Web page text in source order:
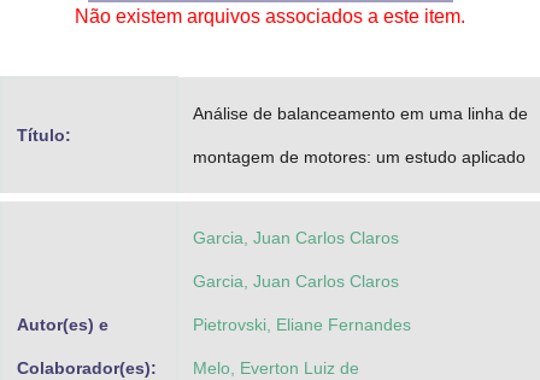
Gabinete de Segurança Institucional
Não existem arquivos associados a este item.
Título:
Análise de balanceamento em uma linha de
montagem de motores: um estudo aplicado
Autor(es) e
Colaborador(es):
Garcia, Juan Carlos Claros
Garcia, Juan Carlos Claros
Pietrovski, Eliane Fernandes
Melo, Everton Luiz de